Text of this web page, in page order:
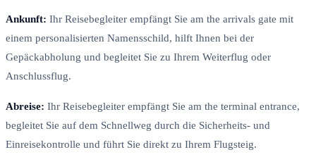
Ankunft: Ihr Reisebegleiter empfängt Sie am the arrivals gate mit
einem personalisierten Namensschild, hilft Ihnen bei der
Gepäckabholung und begleitet Sie zu Ihrem Weiterflug oder
Anschlussflug.
Abreise: Ihr Reisebegleiter empfängt Sie am the terminal entrance,
begleitet Sie auf dem Schnellweg durch die Sicherheits- und
Einreisekontrolle und führt Sie direkt zu Ihrem Flugsteig.